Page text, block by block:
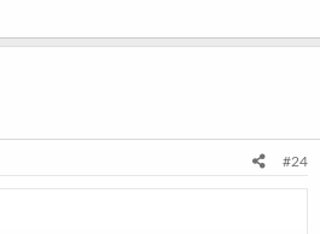
#24